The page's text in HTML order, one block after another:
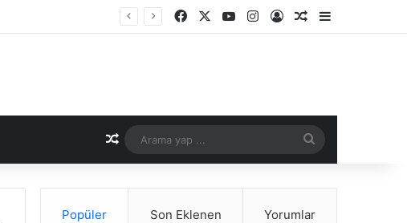
Facebook YouTubeInstagramKayıt OlRastgele Makale
Rastgele Makale
yap
Popüler Son Eklenen Yorumlar